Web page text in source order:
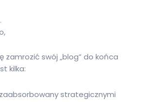
zamrozić swój „blog” do końca
kilka:
strategicznymi